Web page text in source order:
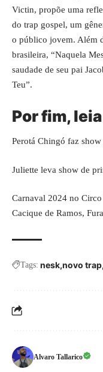
Victin, propõe uma
do trap gospel, um
o público jovem. Além
brasileira, “Naquela
saudade de seu pai
Teu”.
Por fim,
Perotá Chingó faz
Juliette leva show de
Carnaval 2024 no
Cacique de Ramos,
Tags: nesk novo trap
Alvaro Tallarico